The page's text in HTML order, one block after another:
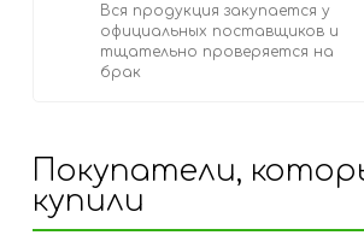
Вся продукция закупается у
официальных поставщиков и
тщательно проверяется на
брак
Покупатели,
купили